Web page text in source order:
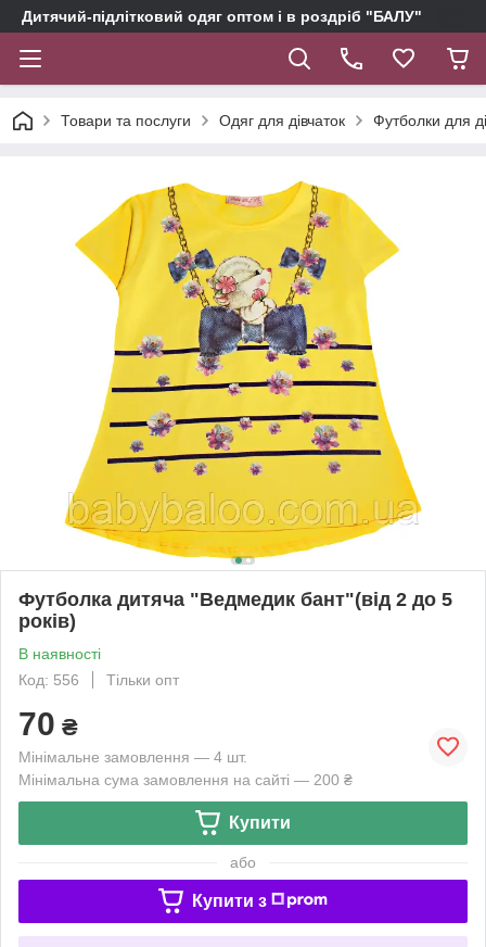
Дитячий-підлітковий одяг оптом і в роздріб "БАЛУ"
Товари та послуги Одяг для дівчаток Футболки для
Футболка дитяча "Ведмедик бант"(від 2 до 5
років)
В наявності
Код: 556
Тільки опт
70 ₴
Мінімальне замовлення — 4 шт.
Мінімальна сума замовлення на сайті — 200 ₴
Купити
або
Купити з